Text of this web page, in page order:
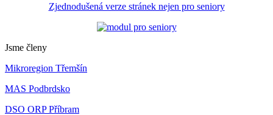
Zjednodušená verze stránek nejen pro seniory
Jsme členy
Mikroregion Třemšín
MAS Podbrdsko
DSO ORP Příbram